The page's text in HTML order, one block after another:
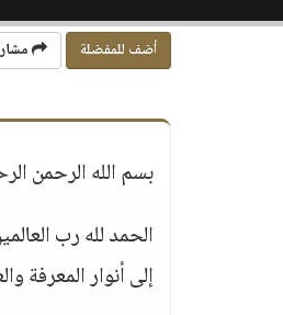
أضف للمفضلة
بسم الله الرحمن
الحمد لله رب
إلى أنوار المعرفة